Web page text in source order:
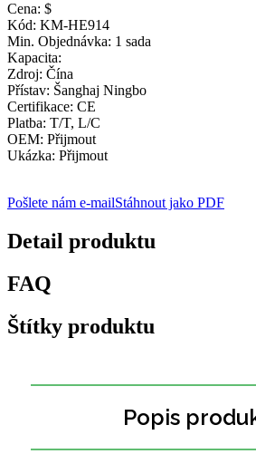
Cena: $
Kód: KM-HE914
Min. Objednávka: 1 sada
Kapacita:
Zdroj: Čína
Přístav: Šanghaj Ningbo
Certifikace: CE
Platba: T/T, L/C
OEM: Přijmout
Ukázka: Přijmout
Pošlete nám e-mailStáhnout jako PDF
Detail produktu
FAQ
Štítky produktu
Popis